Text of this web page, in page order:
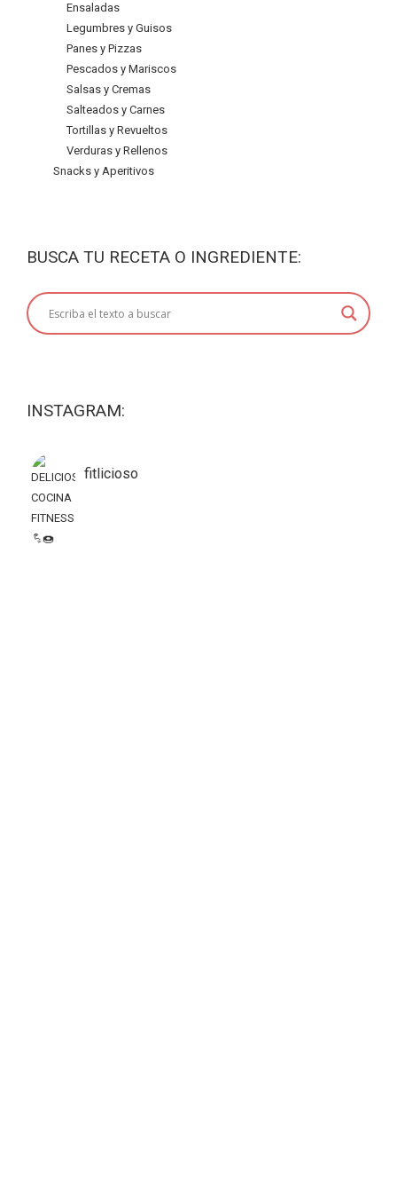
Ensaladas
Legumbres y Guisos
Panes y Pizzas
Pescados y Mariscos
Salsas y Cremas
Salteados y Carnes
Tortillas y Revueltos
Verduras y Rellenos
Snacks y Aperitivos
BUSCA TU RECETA O INGREDIENTE:
INSTAGRAM:
fitlicioso